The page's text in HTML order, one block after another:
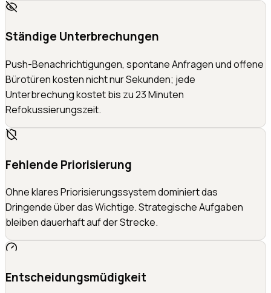
Ständige Unterbrechungen
Push-Benachrichtigungen, spontane Anfragen und offene
Bürotüren kosten nicht nur Sekunden; jede
Unterbrechung kostet bis zu 23 Minuten
Refokussierungszeit.
Fehlende Priorisierung
Ohne klares Priorisierungssystem dominiert das
Dringende über das Wichtige. Strategische Aufgaben
bleiben dauerhaft auf der Strecke.
Entscheidungsmüdigkeit